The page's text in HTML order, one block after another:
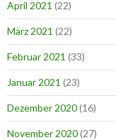
April 2021 (22)
März 2021 (22)
Februar 2021 (33)
Januar 2021 (23)
Dezember 2020(16)
November 2020(27)